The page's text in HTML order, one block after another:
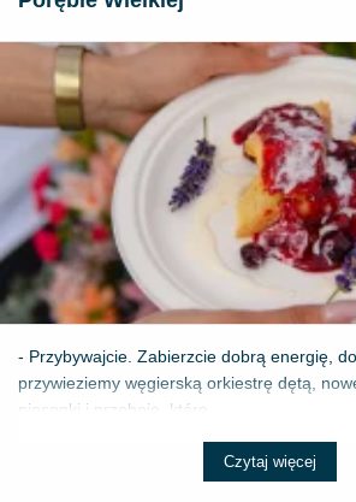
- Przybywajcie. Zabierzcie dobrą energię,
przywieziemy węgierską orkiestrę dętą,
piosenki i przeboje, które ...
Czytaj więcej